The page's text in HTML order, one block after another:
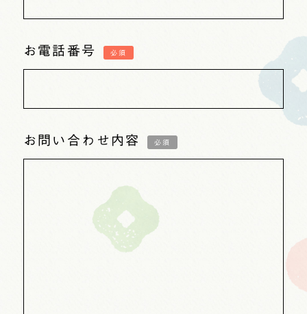
お電話番号 必須
お問い合わせ内容 必須